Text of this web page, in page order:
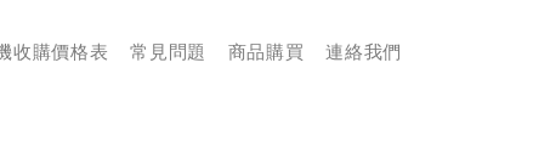
收購價格表 常見問題 商品購買 連絡我們